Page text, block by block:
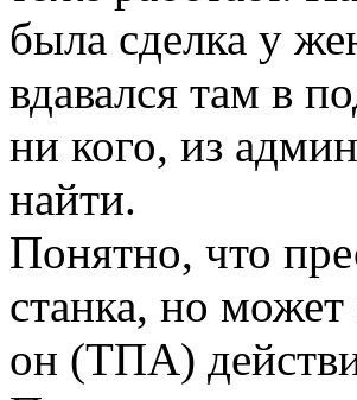
была сделка у
вдавался там в
ни кого, из
найти.
Понятно, что
станка, но
он (ТПА)